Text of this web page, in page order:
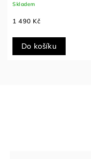
Skladem
1 490 Kč
Do košíku